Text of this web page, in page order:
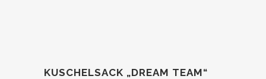
KUSCHELSACK „DREAM TEAM“